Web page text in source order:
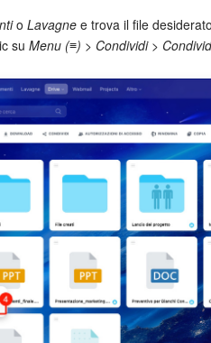
o Lavagne e trova il file
su Menu (≡) > Condividi >